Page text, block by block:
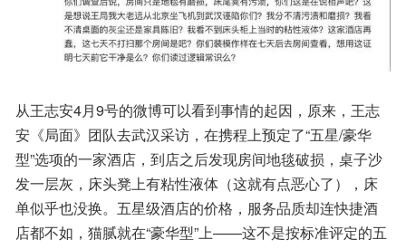
从王志安4月9号的微博可以看到事情的起因，原来，王志
安《局面》团队去武汉采访，在携程上预定了“五星/豪华
型”选项的一家酒店，到店之后发现房间地毯破损，桌子沙
发一层灰，床头凳上有粘性液体（这就有点恶心了），床
单似乎也没换。五星级酒店的价格，服务品质却连快捷酒
店都不如，猫腻就在“豪华型”上——这不是按标准评定的五